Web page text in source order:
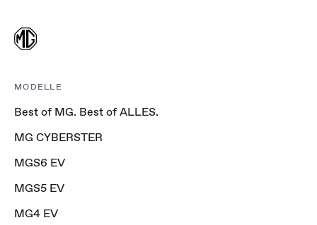
MODELLE
Best of MG. Best of ALLES.
MG CYBERSTER
MGS6 EV
MGS5 EV
MG4 EV